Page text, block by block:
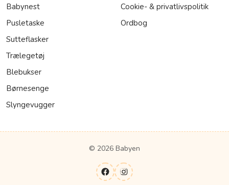
Babynest
Pusletaske
Sutteflasker
Trælegetøj
Blebukser
Børnesenge
Slyngevugger
Cookie- & privatlivspolitik
Ordbog
© 2026 Babyen